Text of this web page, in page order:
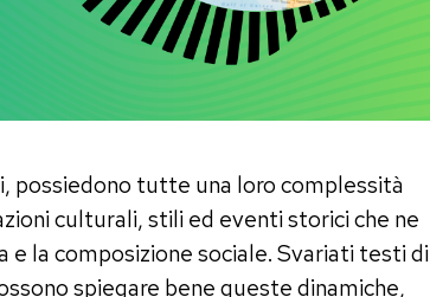
possiedono tutte una loro complessità
culturali, stili ed eventi storici che ne
la composizione sociale. Svariati testi di
spiegare bene queste dinamiche,